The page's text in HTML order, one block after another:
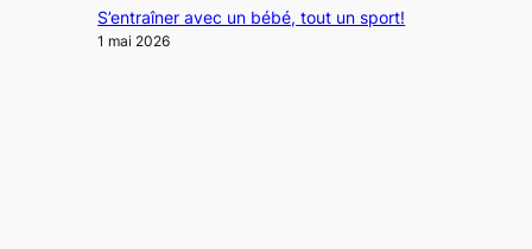
S’entraîner avec un bébé, tout un sport!
1 mai 2026